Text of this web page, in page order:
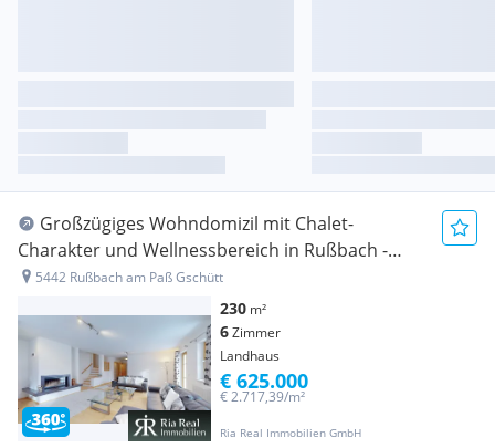
Großzügiges Wohndomizil mit Chalet-
Charakter und Wellnessbereich in Rußbach -
Skiregion Dachstein West
5442 Rußbach am Paß Gschütt
230 m²
6Zimmer
Landhaus
Ria Real Immobilien GmbH
€ 2.717,39/m²
€ 625.000